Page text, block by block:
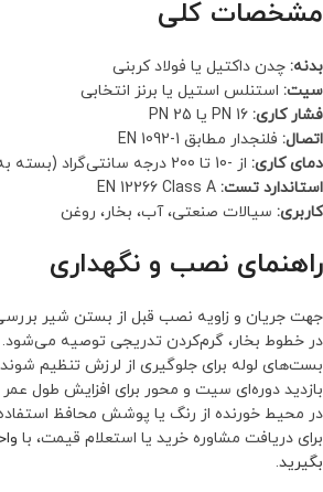
مشخصات کلی
بدنه: چدن داکتیل یا فولاد کربنی
سیت: استنلس استیل یا برنز انتخابی
فشار کاری:
اتصال: فلنجدار مطابق EN 1092-1
دمای کاری: از -10 تا 200 درجه سانتی‌گراد (بسته به متریال)
استاندارد تست:
کاربری: سیالات صنعتی، آب، بخار، روغن
راهنمای نصب و نگهداری
جهت جریان و زاویه نصب قبل از بستن شیر
در خطوط بخار، گرم‌کردن تدریجی توصیه می‌شود.
بست‌های لوله برای جلوگیری از لرزش تنظیم
بازدید دوره‌ای سیت و محور برای افزایش طول
در محیط خورنده از رنگ یا پوشش محافظ
برای دریافت مشاوره خرید یا استعلام قیمت، با
بگیرید.